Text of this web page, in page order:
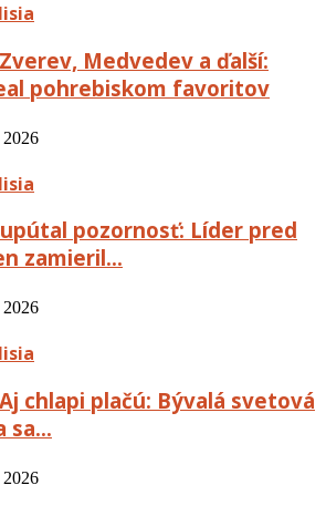
Medvedev a ďalší:
pohrebiskom favoritov
2026
pozornosť: Líder pred
zamieril…
2026
chlapi plačú: Bývalá svetová
sa…
2026